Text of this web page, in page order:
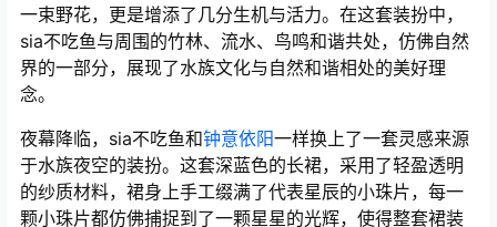
一束野花，更是增添了几分生机与活力。在这套装扮中，
sia不吃鱼与周围的竹林、流水、鸟鸣和谐共处，仿佛自然
界的一部分，展现了水族文化与自然和谐相处的美好理
念。
夜幕降临，sia不吃鱼和钟意依阳一样换上了一套灵感来源
于水族夜空的装扮。这套深蓝色的长裙，采用了轻盈透明
的纱质材料，裙身上手工缀满了代表星辰的小珠片，每一
颗小珠片都仿佛捕捉到了一颗星星的光辉，使得整套裙装